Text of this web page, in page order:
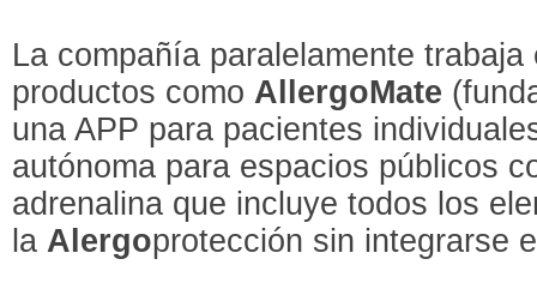
La compañía paralelamente
productos como AllergoMate
una APP para pacientes
autónoma para espacios públicos
adrenalina que incluye todos los
la Alergoprotección sin integrarse